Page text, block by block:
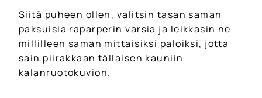
Siitä puheen ollen, valitsin tasan saman
paksuisia raparperin varsia ja leikkasin ne
millilleen saman mittaisiksi paloiksi, jotta
sain piirakkaan tällaisen kauniin
kalanruotokuvion.